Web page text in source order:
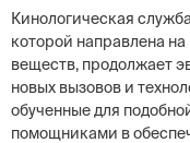
Кинологическая
которой направлена
веществ, продолжает
новых вызовов и
обученные для
помощниками в